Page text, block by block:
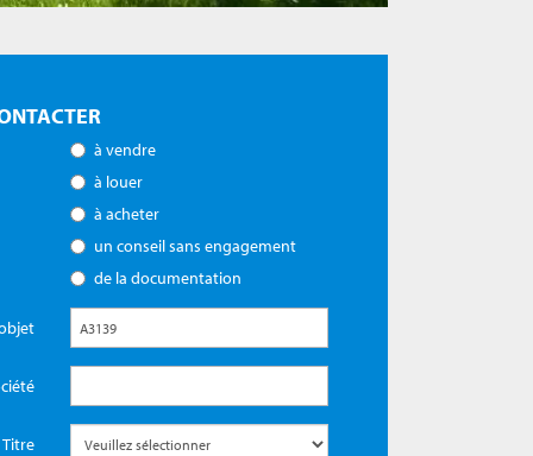
à vendre
à louer
à acheter
un conseil sans engagement
de la documentation
Titre